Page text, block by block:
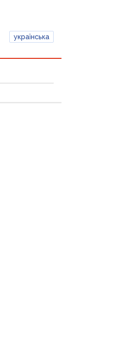
українська